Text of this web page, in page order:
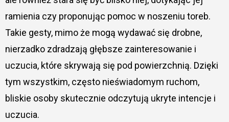
ramienia czy proponując pomoc w noszeniu toreb.
Takie gesty, mimo że mogą wydawać się drobne,
nierzadko zdradzają głębsze zainteresowanie i
uczucia, które skrywają się pod powierzchnią. Dzięki
tym wszystkim, często nieświadomym ruchom,
bliskie osoby skutecznie odczytują ukryte intencje i
uczucia.